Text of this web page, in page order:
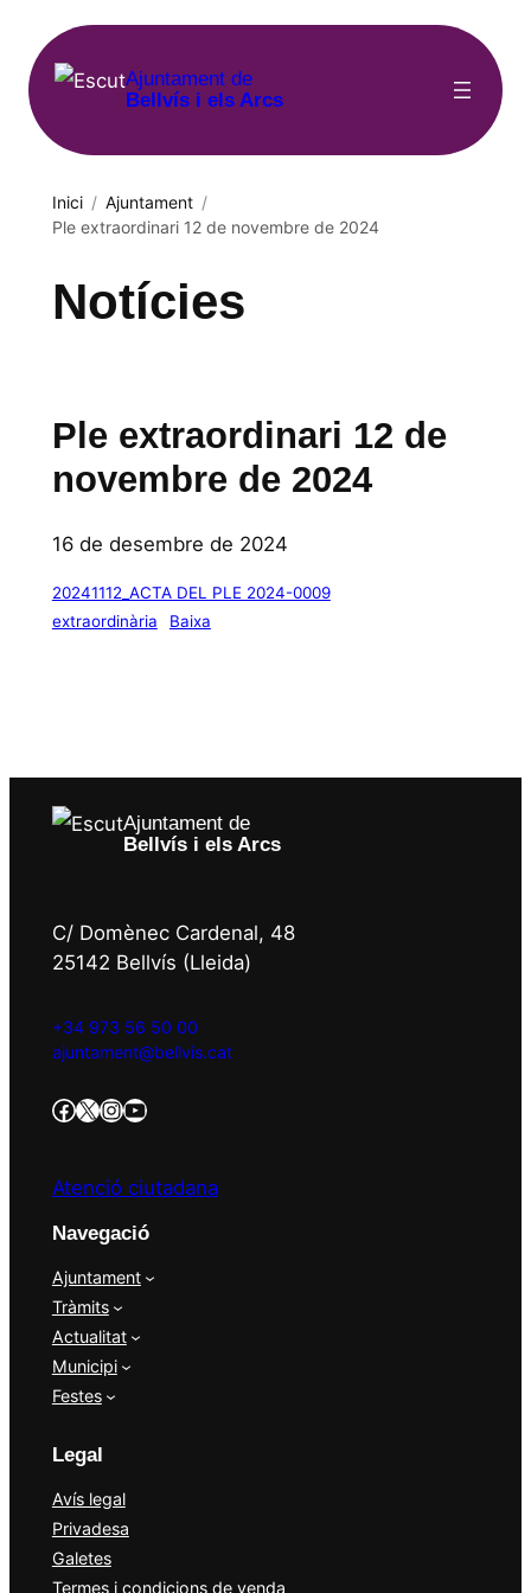
contingut
Ajuntament de
Bellvís i els Arcs
Inici / Ajuntament /
Ple extraordinari 12 de novembre de 2024
Notícies
Ple extraordinari 12 de
novembre de 2024
16 de desembre de 2024
20241112_ACTA DEL PLE 2024-0009
extraordinària
Baixa
Ajuntament de
Bellvís i els Arcs
C/ Domènec Cardenal, 48
25142 Bellvís (Lleida)
+34 973 56 50 00
ajuntament@bellvis.cat
https://www.facebook.com/AjBellvisArcs/?locale=es_ES Twitter/X InstagramYouTube
Atenció ciutadana
Navegació
Ajuntament
Tràmits
Actualitat
Municipi
Festes
Legal
Avís legal
Privadesa
Galetes
Termes i condicions de venda